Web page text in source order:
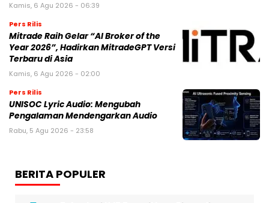
Kamis, 6 Agu 2026 - 06:39
Pers Rilis
Mitrade Raih Gelar “AI Broker of the
Year 2026”, Hadirkan MitradeGPT Versi
Terbaru di Asia
Kamis, 6 Agu 2026 - 02:00
Pers Rilis
UNISOC Lyric Audio: Mengubah
Pengalaman Mendengarkan Audio
Rabu, 5 Agu 2026 - 23:58
BERITA POPULER